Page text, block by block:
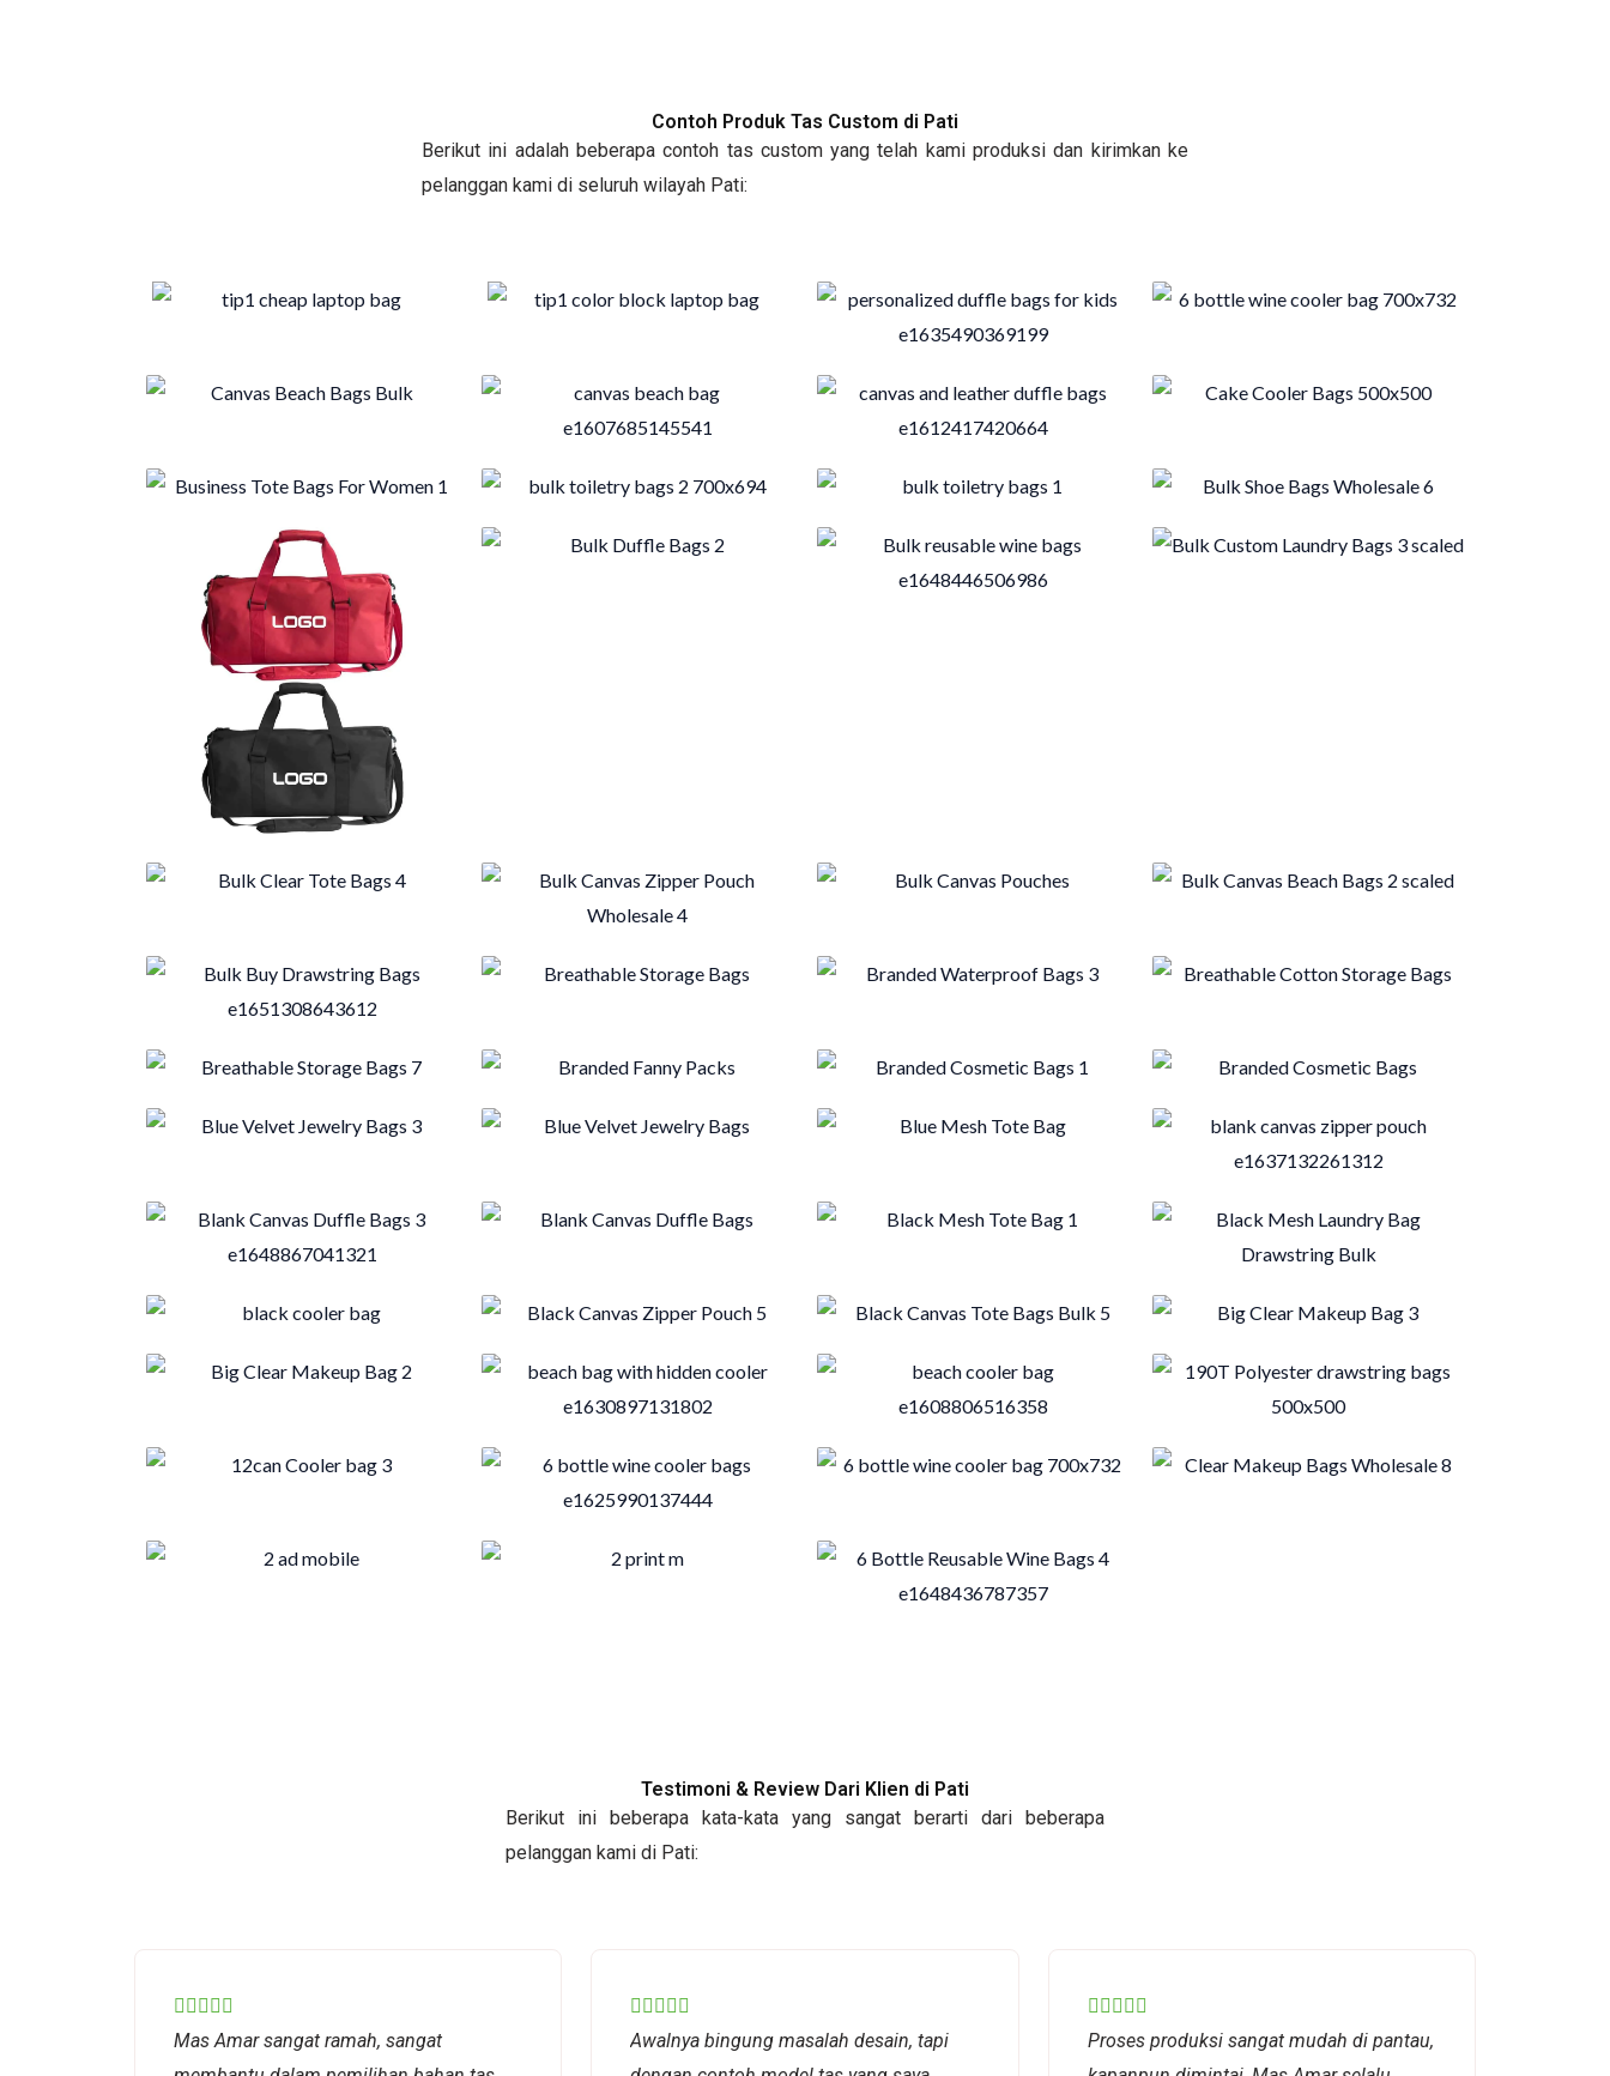
Contoh Produk Tas Custom di Pati
Berikut ini adalah beberapa contoh tas custom yang telah kami produksi dan kirimkan ke
pelanggan kami di seluruh wilayah Pati:
Testimoni & Review Dari Klien di Pati
Berikut ini beberapa kata-kata yang sangat berarti dari beberapa
pelanggan kami di Pati:
    
5
Mas Amar sangat ramah, sangat
    
5
Awalnya bingung masalah desain, tapi
    
5
Proses produksi sangat mudah di pantau,